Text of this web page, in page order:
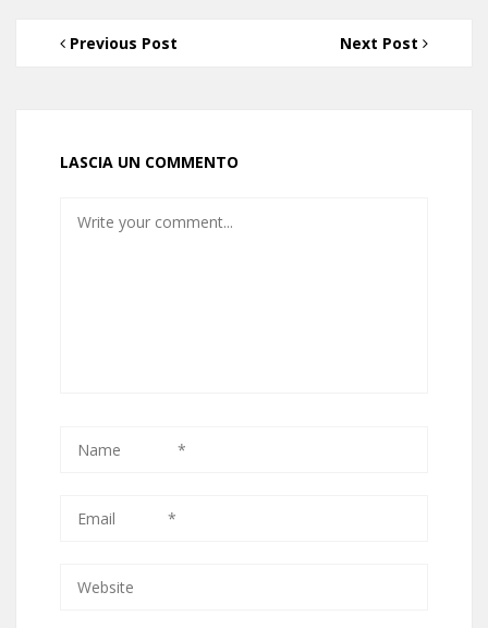
Previous Post Next Post
LASCIA UN COMMENTO